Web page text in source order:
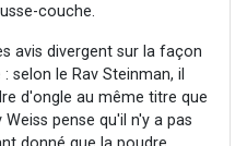
couche.
avis divergent sur la façon
selon le Rav Steinman, il
d'ongle au même titre que
pense qu'il n'y a pas